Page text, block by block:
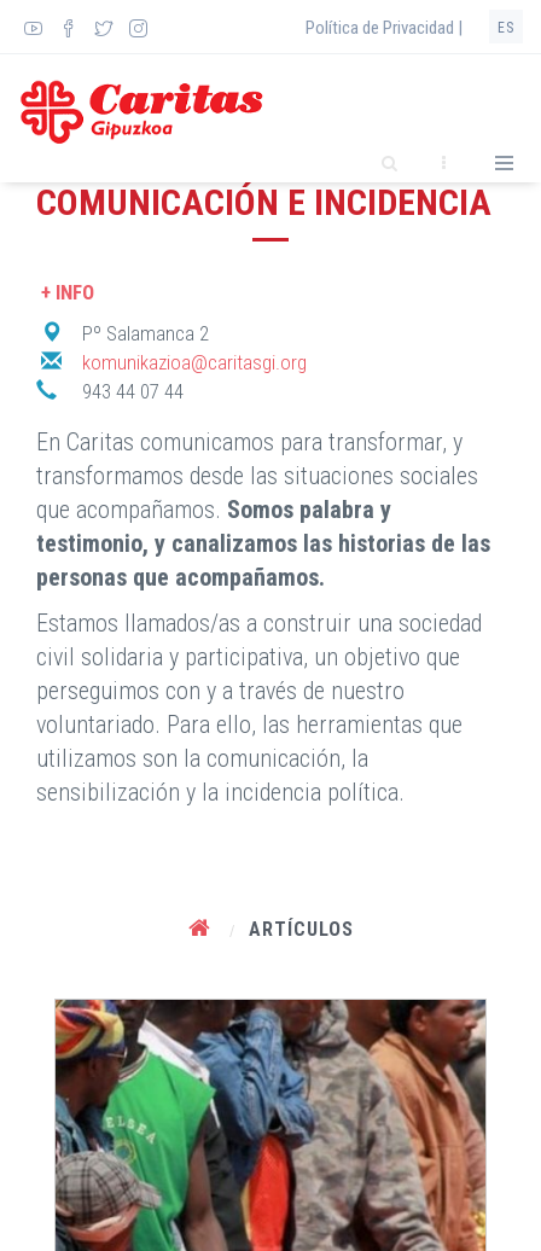
principal
Política de Privacidad | ES
COMUNICACIÓN E INCIDENCIA
+ INFO
Pº Salamanca 2
komunikazioa@caritasgi.org
943 44 07 44
En Caritas comunicamos para transformar, y
transformamos desde las situaciones sociales
que acompañamos. Somos palabra y
testimonio, y canalizamos las historias de las
personas que acompañamos.
Estamos llamados/as a construir una sociedad
civil solidaria y participativa, un objetivo que
perseguimos con y a través de nuestro
voluntariado. Para ello, las herramientas que
utilizamos son la comunicación, la
sensibilización y la incidencia política.
/ ARTÍCULOS